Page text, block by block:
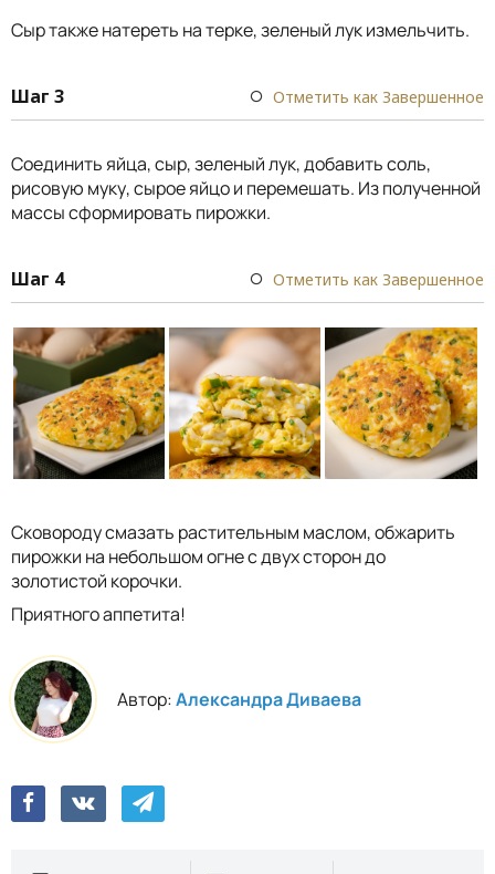
Сыр также натереть на терке, зеленый лук измельчить.
Шаг 3 Отметить как Завершенное
Соединить яйца, сыр, зеленый лук, добавить соль,
рисовую муку, сырое яйцо и перемешать. Из полученной
массы сформировать пирожки.
Шаг 4 Отметить как Завершенное
Сковороду смазать растительным маслом, обжарить
пирожки на небольшом огне с двух сторон до
золотистой корочки.
Приятного аппетита!
Автор:Александра Диваева